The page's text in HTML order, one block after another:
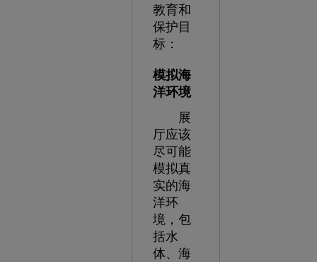
教育和
保护目
标：
模拟海
洋环境
展
厅应该
尽可能
模拟真
实的海
洋环
境，包
括水
体、海